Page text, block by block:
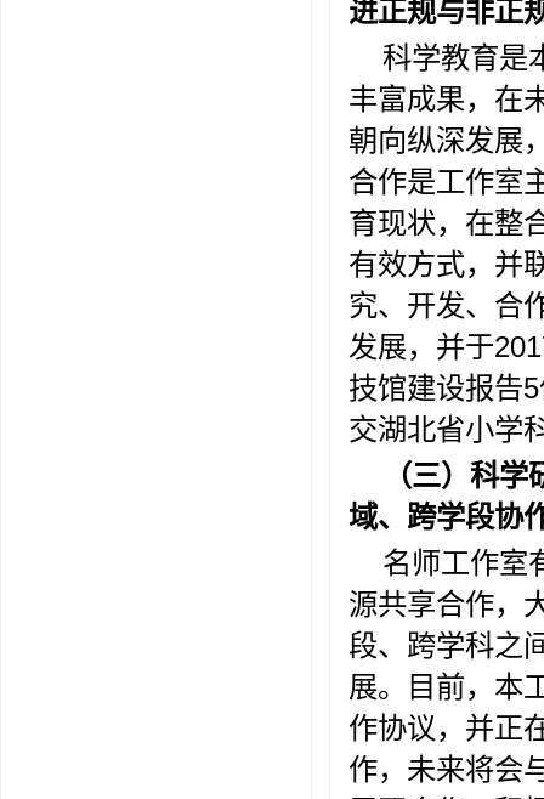
进正规与非正
科学教育是
丰富成果，在
朝向纵深发展
合作是工作室
育现状，在整
有效方式，并
究、开发、合
发展，并于
技馆建设报告5
交湖北省小学
（三）科
域、跨学段协
名师工作室
源共享合作，
段、跨学科之
展。目前，本
作协议，并正
作，未来将会